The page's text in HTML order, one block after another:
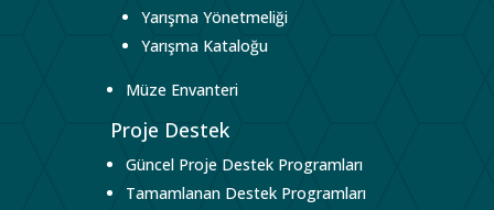
Yarışma Yönetmeliği
Yarışma Kataloğu
Müze Envanteri
Proje Destek
Güncel Proje Destek Programları
Tamamlanan Destek Programları